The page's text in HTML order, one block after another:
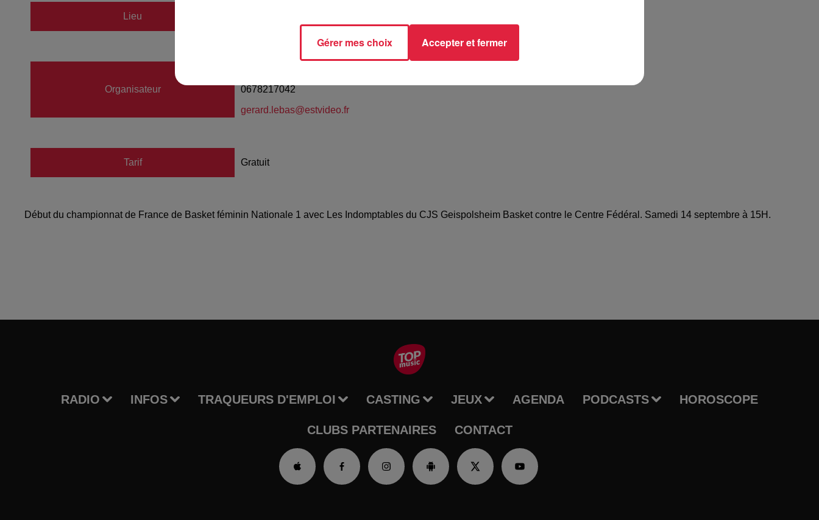
Lieu
Organisateur
0678217042
gerard.lebas@estvideo.fr
Tarif Gratuit
Début du championnat de France de Basket féminin Nationale 1 avec Les Indomptables du CJS Geispolsheim Basket contre le Centre Fédéral. Samedi 14 septembre à 15H.
RADIO INFOS TRAQUEURS D'EMPLOI CASTING JEUX AGENDA PODCASTS HOROSCOPE
CLUBS PARTENAIRES CONTACT
Gérer mes choix Accepter et fermer